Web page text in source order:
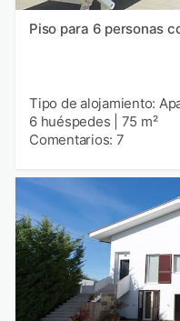
Piso para 6 personas
Tipo de alojamiento:
6 huéspedes
75 m²
Comentarios: 7